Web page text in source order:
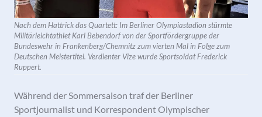
Nach dem Hattrick das Quartett: Im Berliner Olympiastadion stürmte
Militärleichtathlet Karl Bebendorf von der Sportfördergruppe der
Bundeswehr in Frankenberg/Chemnitz zum vierten Mal in Folge zum
Deutschen Meistertitel. Verdienter Vize wurde Sportsoldat Frederick
Ruppert.
Während der Sommersaison traf der Berliner
Sportjournalist und Korrespondent Olympischer